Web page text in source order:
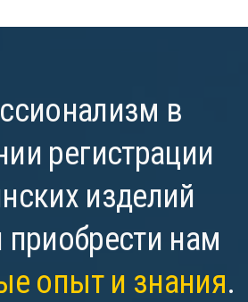
в
регистрации
изделий
нам
опыт и знания.